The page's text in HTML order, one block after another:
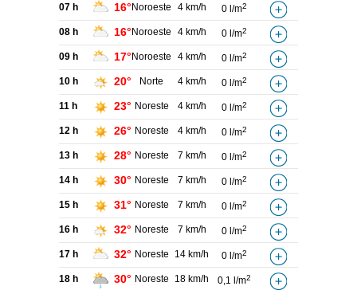
07 h 16° Noroeste 4 km/h 0 l/m2
08 h 16° Noroeste 4 km/h 0 l/m2
09 h 17° Noroeste 4 km/h 0 l/m2
10 h 20° Norte 4 km/h 0 l/m2
11 h 23° Noreste 4 km/h 0 l/m2
12 h 26° Noreste 4 km/h 0 l/m2
13 h 28° Noreste 7 km/h 0 l/m2
14 h 30° Noreste 7 km/h 0 l/m2
15 h 31° Noreste 7 km/h 0 l/m2
16 h 32° Noreste 7 km/h 0 l/m2
17 h 32° Noreste 14 km/h 0 l/m2
18 h 30° Noreste 18 km/h 0,1 l/m2